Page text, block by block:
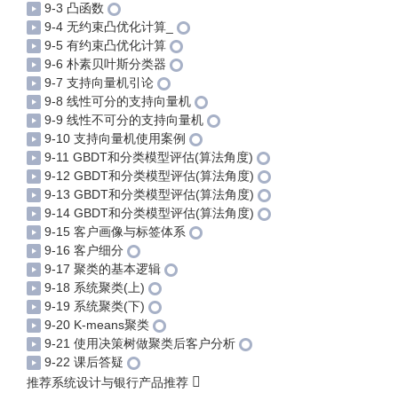
9-3 凸函数
9-4 无约束凸优化计算_
9-5 有约束凸优化计算
9-6 朴素贝叶斯分类器
9-7 支持向量机引论
9-8 线性可分的支持向量机
9-9 线性不可分的支持向量机
9-10 支持向量机使用案例
9-11 GBDT和分类模型评估(算法角度)
9-12 GBDT和分类模型评估(算法角度)
9-13 GBDT和分类模型评估(算法角度)
9-14 GBDT和分类模型评估(算法角度)
9-15 客户画像与标签体系
9-16 客户细分
9-17 聚类的基本逻辑
9-18 系统聚类(上)
9-19 系统聚类(下)
9-20 K-means聚类
9-21 使用决策树做聚类后客户分析
9-22 课后答疑
推荐系统设计与银行产品推荐